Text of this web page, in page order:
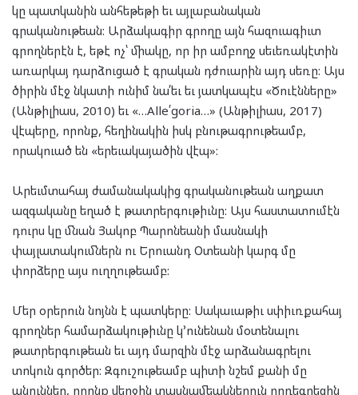
կը պատկանին անհեթեթի եւ այլաբանական
գրականութեան: Արձակագիր գրողը այն հազուագիւտ
գրողներէն է, եթէ ոչ՝ միակը, որ իր ամբողջ սեւեռակէտին
առարկայ դարձուցած է գրական դժուարին այդ սեռը: Այս
ծիրին մէջ նկատի ունիմ նա՛եւ եւ յատկապէս «Ծուէնները»
(Անթիլիաս, 2010) եւ «…Alle՛goria…» (Անթիլիաս, 2017)
վէպերը, որոնք, հեղինակին իսկ բնութագրութեամբ,
որակուած են «երեւակայածին վէպ»:
Արեւմտահայ ժամանակակից գրականութեան աղքատ
ազգականը եղած է թատրերգութիւնը: Այս հաստատումէն
դուրս կը մնան Յակոբ Պարոնեանի մասնակի
փայլատակումներն ու Երուանդ Օտեանի կարգ մը
փորձերը այս ուղղութեամբ:
Մեր օրերուն նոյնն է պատկերը: Սակաւաթիւ սփիւռքահայ
գրողներ համարձակութիւնը կ՚ունենան մօտենալու
թատրերգութեան եւ այդ մարզին մէջ արձանագրելու
տոկուն գործեր: Զգուշութեամբ պիտի նշեմ քանի մը
անուններ, որոնք վերջին տասնամեակներուն որդեգրեցին